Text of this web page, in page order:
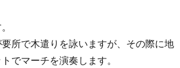
所で木遣りを詠いますが、その際に地
でマーチを演奏します。